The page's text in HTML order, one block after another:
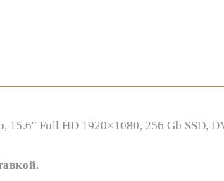
Full HD 1920×1080, 256 Gb SSD,